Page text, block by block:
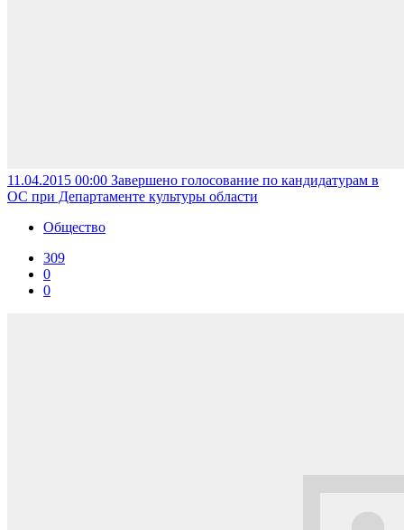
11.04.2015 00:00 Завершено голосование по кандидатурам в
ОС при Департаменте культуры области
Общество
309
0
0